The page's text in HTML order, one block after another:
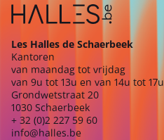
Les Halles de Schaerbeek
Kantoren
van maandag tot vrijdag
van 9u tot 13u en van 14u tot 17u
Grondwetstraat 20
1030 Schaerbeek
+ 32 (0)2 227 59 60
info@halles.be